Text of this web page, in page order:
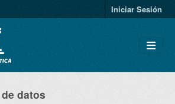
Iniciar Sesión
datos